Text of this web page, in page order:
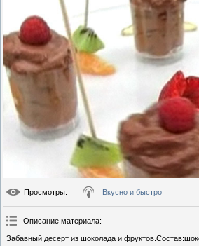
Просмотры: Вкусно и быстро
Описание материала:
Забавный десерт из шоколада и